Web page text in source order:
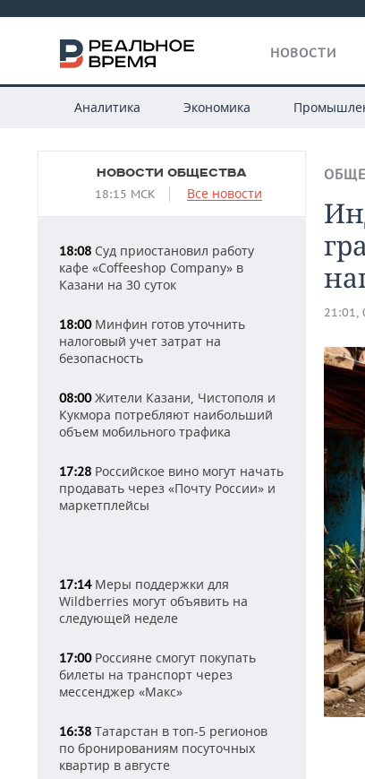
НОВОСТИ
Аналитика Экономика
НОВОСТИ ОБЩЕСТВА
18:15 МСК Все новости
18:08 Суд приостановил работу
кафе «Coffeeshop Company» в
Казани на 30 суток
18:00Минфин готов уточнить
налоговый учет затрат на
безопасность
08:00Жители Казани, Чистополя и
Кукмора потребляют наибольший
объем мобильного трафика
17:28 Российское вино могут начать
продавать через «Почту России» и
маркетплейсы
17:14Меры поддержки для
Wildberries могут объявить на
следующей неделе
17:00Россияне смогут покупать
билеты на транспорт через
мессенджер «Макс»
16:38 Татарстан в топ-5 регионов
по бронированиям посуточных
квартир в августе
21:01,